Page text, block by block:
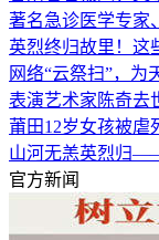
著名急诊医学专家
英烈终归故里！这
网络“云祭扫”，为
表演艺术家陈奇去
莆田12岁女孩被虐
山河无恙英烈归
官方新闻